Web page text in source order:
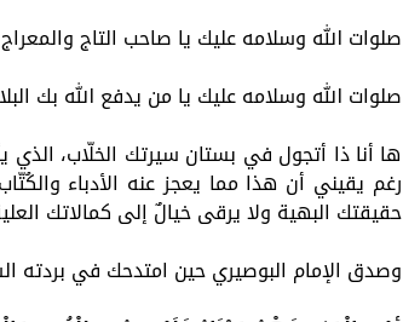
صلوات الله وسلامه عليك يا صاحب التاج
صلوات الله وسلامه عليك يا من يدفع الله بك
ها أنا ذا أتجول في بستان سيرتك الخلّاب،
رغم يقيني أن هذا مما يعجز عنه الأدباء
حقيقتك البهية ولا يرقى خيالٌ إلى كمالاتك
وصدق الإمام البوصيري حين امتدحك في بردته